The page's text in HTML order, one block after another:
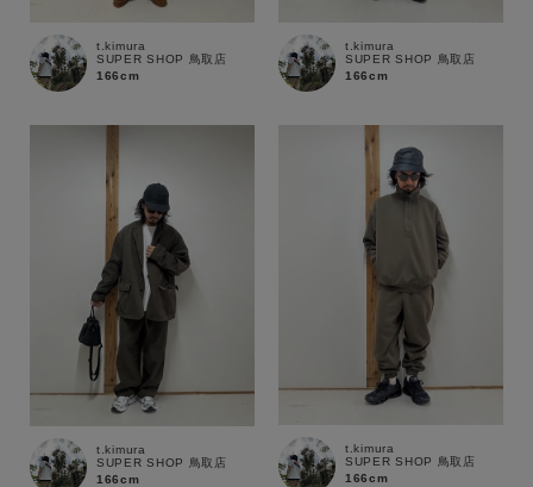
t.kimura
SUPER SHOP 鳥取店
166cm
t.kimura
SUPER SHOP 鳥取店
166cm
t.kimura
SUPER SHOP 鳥取店
166cm
t.kimura
SUPER SHOP 鳥取店
166cm